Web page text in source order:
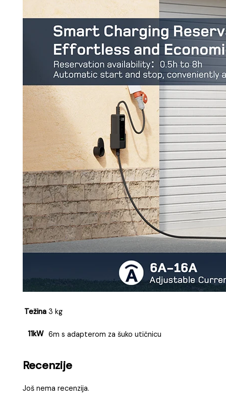
Težina 3 kg
11kW 6m s adapterom za šuko utičnicu
Recenzije
Još nema recenzija.